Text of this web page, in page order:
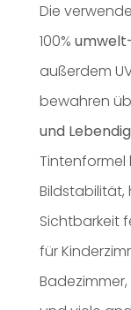
Die
100%
außerdem
bewahren
und
Bildstabilität,
Sichtbarkeit
für